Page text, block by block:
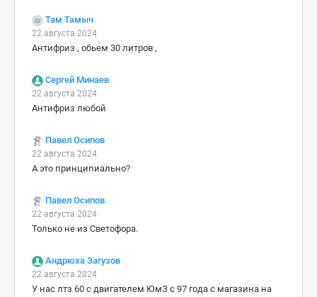
Там Тамыч
22 августа 2024
Антифриз , обьем 30 литров ,
Сергей Минаев
22 августа 2024
Антифриз любой
Павел Осипов
22 августа 2024
А это принципиально?
Павел Осипов
22 августа 2024
Только не из Светофора.
Андрюха Загузов
22 августа 2024
У нас лтз 60 с двигателем ЮмЗ с 97 года с магазина на